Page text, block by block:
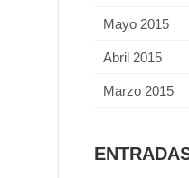
Mayo 2015
Abril 2015
Marzo 2015